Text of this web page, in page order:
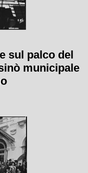
sul palco del
municipale